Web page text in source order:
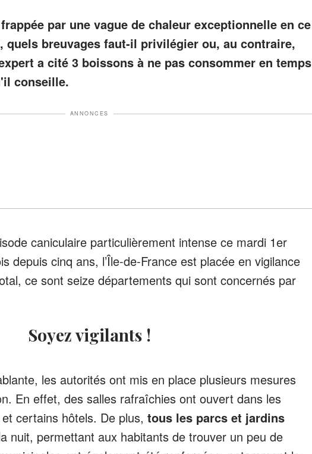
par une vague de chaleur exceptionnelle en ce
quels breuvages faut-il privilégier ou, au contraire,
a cité 3 boissons à ne pas consommer en temps
conseille.
ANNONCES
caniculaire particulièrement intense ce mardi 1er
depuis cinq ans, l’Île-de-France est placée en vigilance
ce sont seize départements qui sont concernés par
Soyez vigilants !
les autorités ont mis en place plusieurs mesures
En effet, des salles rafraîchies ont ouvert dans les
certains hôtels. De plus, tous les parcs et jardins
nuit, permettant aux habitants de trouver un peu de